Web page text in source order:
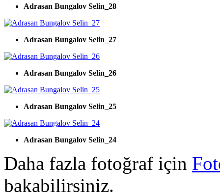
Adrasan Bungalov Selin_28
Adrasan Bungalov Selin_27
Adrasan Bungalov Selin_26
Adrasan Bungalov Selin_25
Adrasan Bungalov Selin_24
Daha fazla fotoğraf için
bakabilirsiniz.